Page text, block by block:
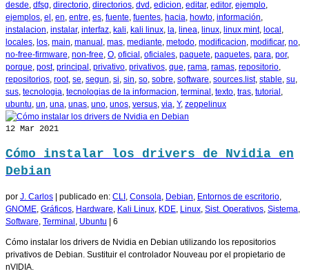
desde, dfsg, directorio, directorios, dvd , edicion, editar, editor, ejemplo,
ejemplos, el , en, entre, es, fuente, fuentes, hacia, howto, información,
instalacion, instalar, interfaz, kali, kali linux, la, linea, linux, linux mint, local ,
locales, los, main, manual , mas, mediante, metodo, modificacion, modificar, no,
no-free-firmware, non-free, O, oficial , oficiales, paquete, paquetes, para, por,
porque, post, principal , privativo, privativos, que, rama, ramas, repositorio,
repositorios, root, se, segun, si, sin, so, sobre, software, sources.list, stable, su,
sus, tecnologia, tecnologias de la informacion, terminal , texto, tras, tutorial ,
ubuntu, un, una, unas, uno, unos, versus, via, Y, zeppelinux
12 Mar 2021
Cómo instalar los drivers de Nvidia en
Debian
por J. Carlos publicado en: CLI , Consola, Debian, Entornos de escritorio,
GNOME, Gráficos, Hardware, Kali Linux, KDE, Linux, Sist. Operativos, Sistema,
Software, Terminal , Ubuntu 6
Cómo instalar los drivers de Nvidia en Debian utilizando los repositorios
privativos de Debian. Sustituir el controlador Nouveau por el propietario de
nVIDIA.